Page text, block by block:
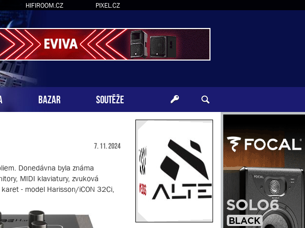
HIFIROOM.CZ PIXEL.CZ
BAZAR SOUTĚŽE
7. 11. 2024
Donedávna byla známa
MIDI klaviatury, zvuková
- model Harisson/iCON 32Ci,